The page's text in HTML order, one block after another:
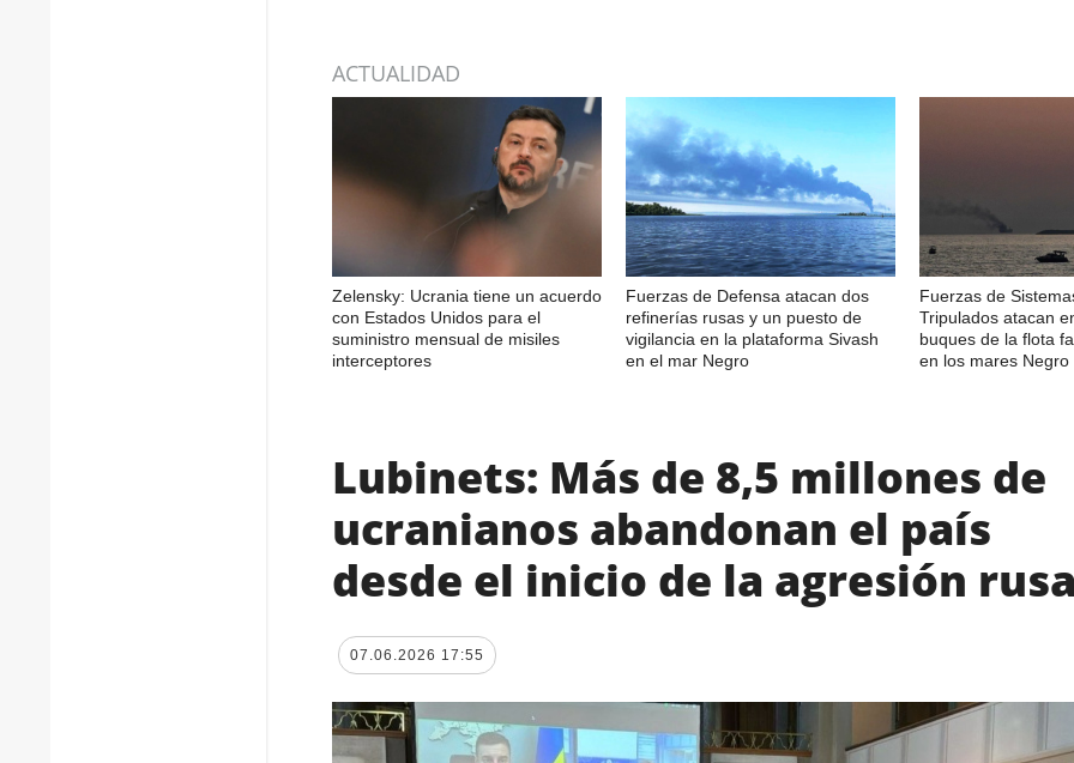
ACTUALIDAD
Zelensky: Ucrania tiene un acuerdo
con Estados Unidos para el
suministro mensual de misiles
interceptores
Fuerzas de Defensa atacan dos
refinerías rusas y un puesto de
vigilancia en la plataforma Sivash
en el mar Negro
Fuerzas de
Tripulados atacan
buques de la flota
en los mares Negro
Lubinets: Más de 8,5 millones de
ucranianos abandonan el país
desde el inicio de la agresión
07.06.2026 17:55